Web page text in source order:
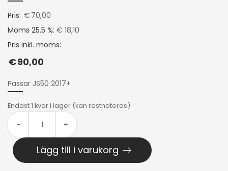
Pris: € 70,00
Moms 25.5 %: € 18,10
Pris inkl. moms:
€90,00
Passar JS50 2017+
Endast 1 kvar i lager (kan restnoteras)
- +
Lägg till i varukorg